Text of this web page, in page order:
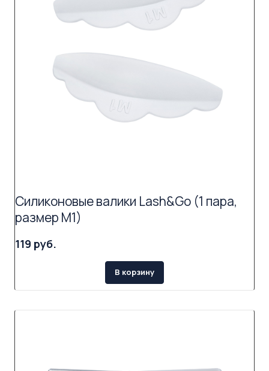
Силиконовые валики Lash&Go (1 пара,
размер M1)
119 руб.
В корзину